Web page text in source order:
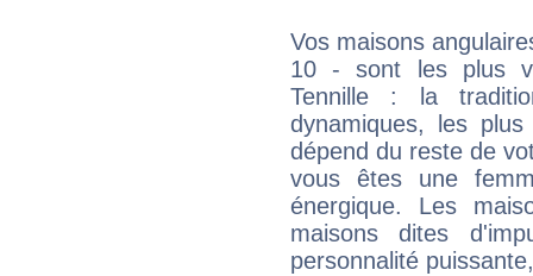
Vos maisons
10 - sont les plus
Tennille : la
dynamiques, les
dépend du reste de
vous êtes une
énergique. Les
maisons dites
personnalité